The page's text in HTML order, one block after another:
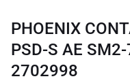
PHOENIX
PSD-S AE
2702998